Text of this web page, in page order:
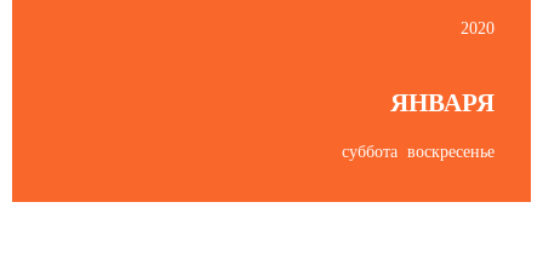
2020
ЯНВАРЯ
суббота воскресенье